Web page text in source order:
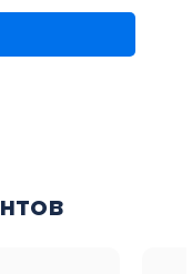
самолет
Завершив